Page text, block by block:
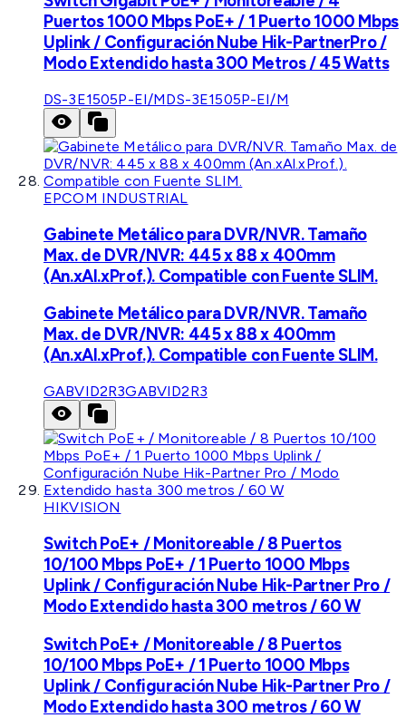
Puertos 1000 Mbps PoE+ / 1 Puerto 1000 Mbps
Uplink / Configuración Nube Hik-PartnerPro /
Modo Extendido hasta 300 Metros / 45 Watts
DS-3E1505P-EI/MDS-3E1505P-EI/M
EPCOM INDUSTRIAL
Gabinete Metálico para DVR/NVR. Tamaño
Max. de DVR/NVR: 445 x 88 x 400mm
(An.xAl.xProf.). Compatible con Fuente SLIM.
Gabinete Metálico para DVR/NVR. Tamaño
Max. de DVR/NVR: 445 x 88 x 400mm
(An.xAl.xProf.). Compatible con Fuente SLIM.
GABVID2R3GABVID2R3
HIKVISION
Switch PoE+ / Monitoreable / 8 Puertos
10/100 Mbps PoE+ / 1 Puerto 1000 Mbps
Uplink / Configuración Nube Hik-Partner Pro /
Modo Extendido hasta 300 metros / 60 W
Switch PoE+ / Monitoreable / 8 Puertos
10/100 Mbps PoE+ / 1 Puerto 1000 Mbps
Uplink / Configuración Nube Hik-Partner Pro /
Modo Extendido hasta 300 metros / 60 W